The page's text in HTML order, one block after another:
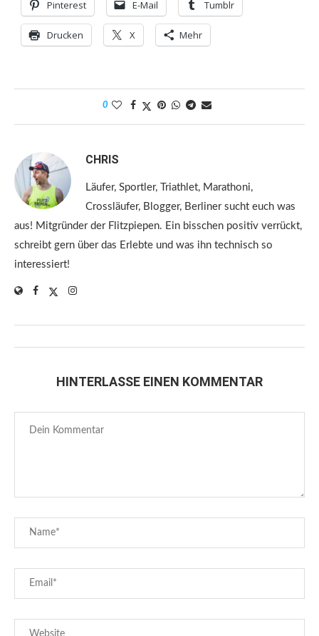
Pinterest E-Mail Tumblr
Drucken X Mehr
0
CHRIS
Läufer, Sportler, Triathlet, Marathoni,
Crossläufer, Blogger, Berliner sucht euch was
aus! Mitgründer der Flitzpiepen. Ein bisschen positiv verrückt,
schreibt gern über das Erlebte und was ihn technisch so
interessiert!
HINTERLASSE EINEN KOMMENTAR